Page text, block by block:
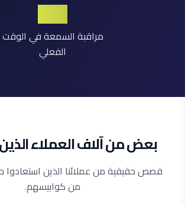
24/7
مراقبة السمعة في الوقت
الفعلي
بعض من آلاف العملاء الذين
قصص حقيقية من عملائنا الذين استعادوا
من كوابيسهم.